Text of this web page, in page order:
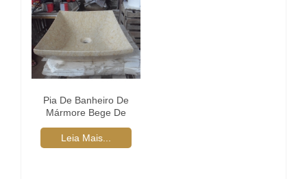
Pia De Banheiro De
Mármore Bege De
Forma Retangular
Leia Mais...